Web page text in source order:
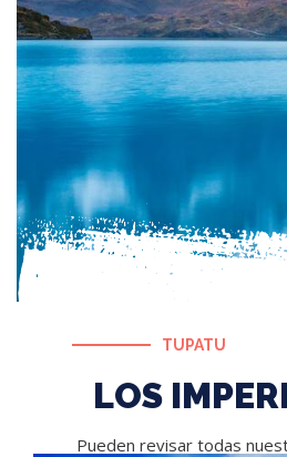
TORRES
PAINE
TUPATU
LOS
Pueden revisar todas